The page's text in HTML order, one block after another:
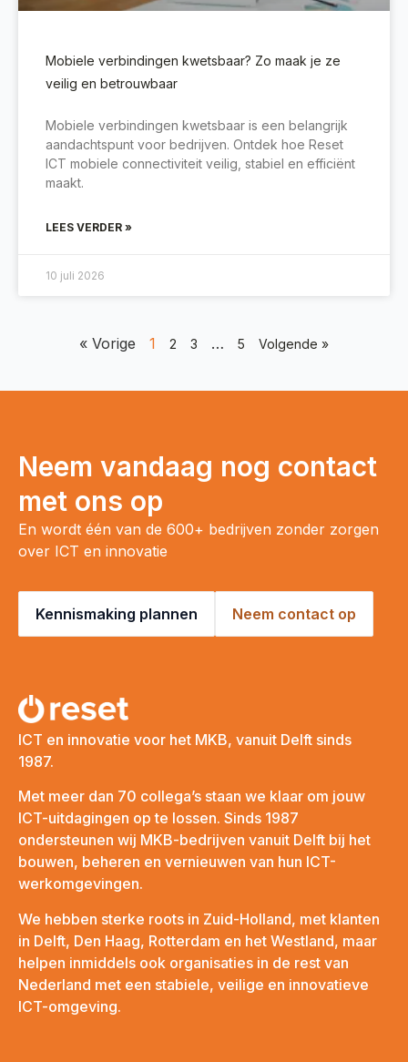
Mobiele verbindingen kwetsbaar? Zo maak je ze
veilig en betrouwbaar
Mobiele verbindingen kwetsbaar is een belangrijk
aandachtspunt voor bedrijven. Ontdek hoe Reset
ICT mobiele connectiviteit veilig, stabiel en efficiënt
maakt.
LEES VERDER »
10 juli 2026
« Vorige 1 2 3 … 5 Volgende »
Neem vandaag nog contact
met ons op
En wordt één van de 600+ bedrijven zonder zorgen
over ICT en innovatie
Kennismaking plannen Neem contact op
ICT en innovatie voor het MKB, vanuit Delft sinds
1987.
Met meer dan 70 collega’s staan we klaar om jouw
ICT-uitdagingen op te lossen. Sinds 1987
ondersteunen wij MKB-bedrijven vanuit Delft bij het
bouwen, beheren en vernieuwen van hun ICT-
werkomgevingen.
We hebben sterke roots in Zuid-Holland, met klanten
in Delft, Den Haag, Rotterdam en het Westland, maar
helpen inmiddels ook organisaties in de rest van
Nederland met een stabiele, veilige en innovatieve
ICT-omgeving.